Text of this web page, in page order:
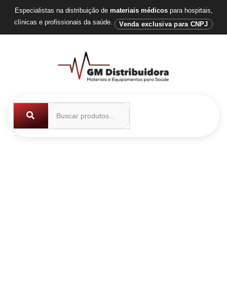
Especialistas na distribuição de materiais médicospara hospitais,
clínicas e profissionais da saúde.
Venda exclusiva para CNPJ